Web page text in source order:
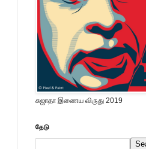
சுஜாதா இணைய விருது 2019
தேடு